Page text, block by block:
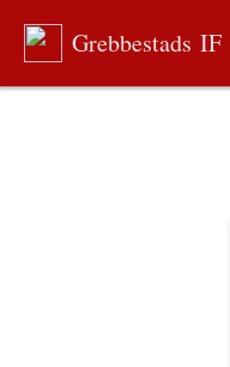
Grebbestads IF